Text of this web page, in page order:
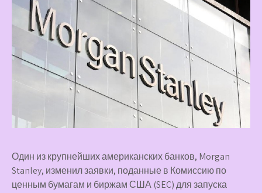
Один из крупнейших американских банков, Morgan
Stanley, изменил заявки, поданные в Комиссию по
ценным бумагам и биржам США (SEC) для запуска